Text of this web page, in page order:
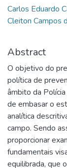
Carlos Eduardo
Cleiton Campos
Abstract
O objetivo do
política de
âmbito da
de embasar o
analítica
campo. Sendo
proporcionar
fundamentais
equilibrada, que